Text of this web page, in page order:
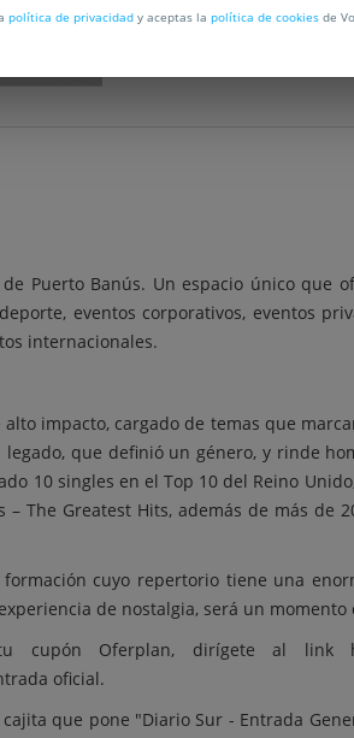
Puerto Banús. Un espacio único que
eventos corporativos, eventos
internacionales.
impacto, cargado de temas que
que definió un género, y rinde
10 singles en el Top 10 del Reino
The Greatest Hits, además de más de
cuyo repertorio tiene una
de nostalgia, será un momento
cupón Oferplan, dirígete al link
oficial.
que pone "Diario Sur - Entrada
política de privacidad y aceptas la política de cookies de